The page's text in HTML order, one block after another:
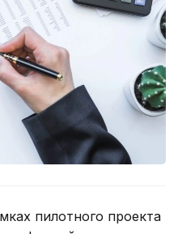
пилотного проекта